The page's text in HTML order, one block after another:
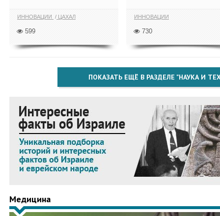
ИННОВАЦИИ ЦАХАЛ
599
ИННОВАЦИИ
730
ПОКАЗАТЬ ЕЩЁ В РАЗДЕЛЕ "НАУКА И
Медицина